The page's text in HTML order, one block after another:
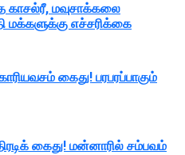
மவுசாக்கலை
மக்களுக்கு எச்சரிக்கை
கைது! பரபரப்பாகும்
கைது! மன்னாரில் சம்பவம்